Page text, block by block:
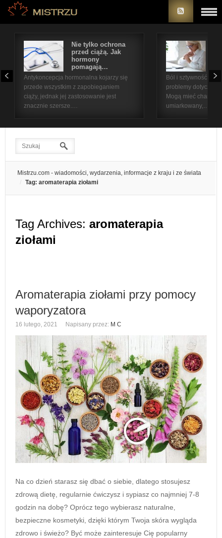
Nie tylko ochrona
przed ciążą. Jak
hormony
pomagają…
Antykoncepcja hormonalna kojarzy się
przede wszystkim z zapobieganiem
ciąży, jednak jej zastosowanie jest
znacznie szersze.…
Ból i sztywność
problemy
Mogą mieć
umiarkowany,…
Mistrzu.com - wiadomości, wydarzenia, informacje z kraju i ze świata
Tag: aromaterapia ziołami
Tag Archives: aromaterapia
ziołami
Aromaterapia ziołami przy pomocy
waporyzatora
16 lutego, 2021 Napisany przez: M C
Na co dzień starasz się dbać o siebie, dlatego stosujesz
zdrową dietę, regularnie ćwiczysz i sypiasz co najmniej 7-8
godzin na dobę? Oprócz tego wybierasz naturalne,
bezpieczne kosmetyki, dzięki którym Twoja skóra wygląda
zdrowo i świeżo? Być może zainteresuje Cię popularny